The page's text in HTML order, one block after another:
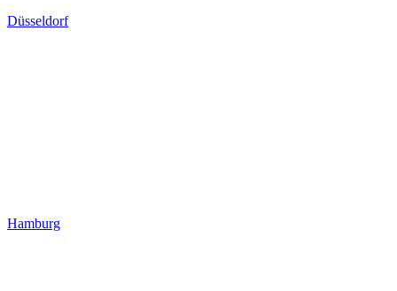
Düsseldorf
Hamburg